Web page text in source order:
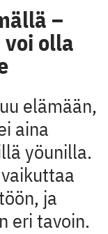
–
olla
elämään,
aina
yöunilla.
ja
eri tavoin.